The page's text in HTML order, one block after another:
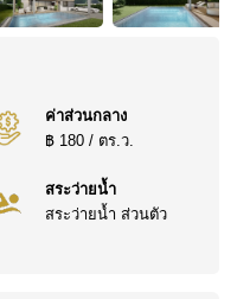
ค่าส่วนกลาง
฿ 180 / ตร.ว.
สระว่ายน้ำ
สระว่ายน้ำ ส่วนตัว